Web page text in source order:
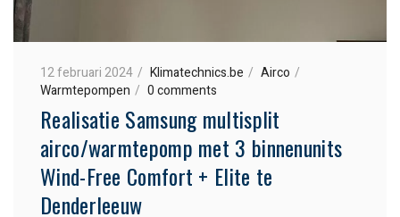
12 februari 2024 Klimatechnics.be
Airco
Warmtepompen
0 comments
Realisatie Samsung multisplit
airco/warmtepomp met 3 binnenunits
Wind-Free Comfort + Elite te
Denderleeuw